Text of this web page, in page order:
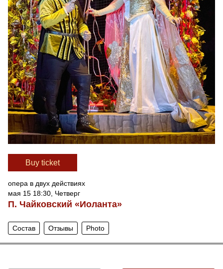
Вuy ticket
опера в двух действиях
мая 15 18:30, Четверг
П. Чайковский «Иоланта»
Состав Отзывы Photo